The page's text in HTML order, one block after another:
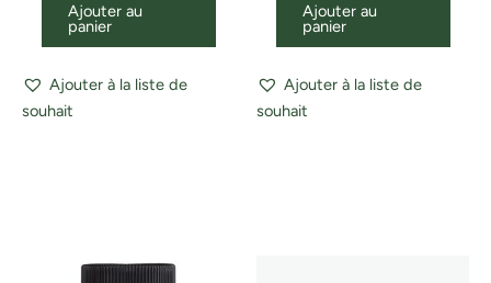
Ajouter au
panier
Ajouter à la liste de
souhait
Ajouter au
panier
Ajouter à la liste de
souhait